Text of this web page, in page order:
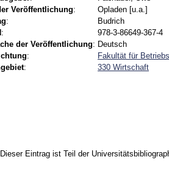
Veröffentlichung:
Opladen [u.a.]
:
Budrich
:
978-3-86649-367-4
der Veröffentlichung: Deutsch
:
Fakultät für
: 330 Wirtschaft
Dieser Eintrag ist Teil der